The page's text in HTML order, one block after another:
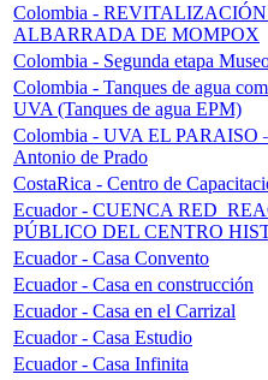
Colombia -
ALBARRADA DE MOMPOX
Colombia - Segunda etapa
Colombia - Tanques de agua
UVA (Tanques de agua EPM)
Colombia - UVA EL PARAISO
Antonio de Prado
CostaRica - Centro de
Ecuador - CUENCA
PÚBLICO DEL CENTRO
Ecuador - Casa Convento
Ecuador - Casa en construcción
Ecuador - Casa en el Carrizal
Ecuador - Casa Estudio
Ecuador - Casa Infinita